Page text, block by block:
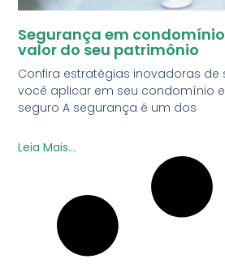
Segurança em
valor do seu patrimônio
Confira estratégias inovadoras
você aplicar em seu condomínio
seguro A segurança é um dos
Leia Mais...